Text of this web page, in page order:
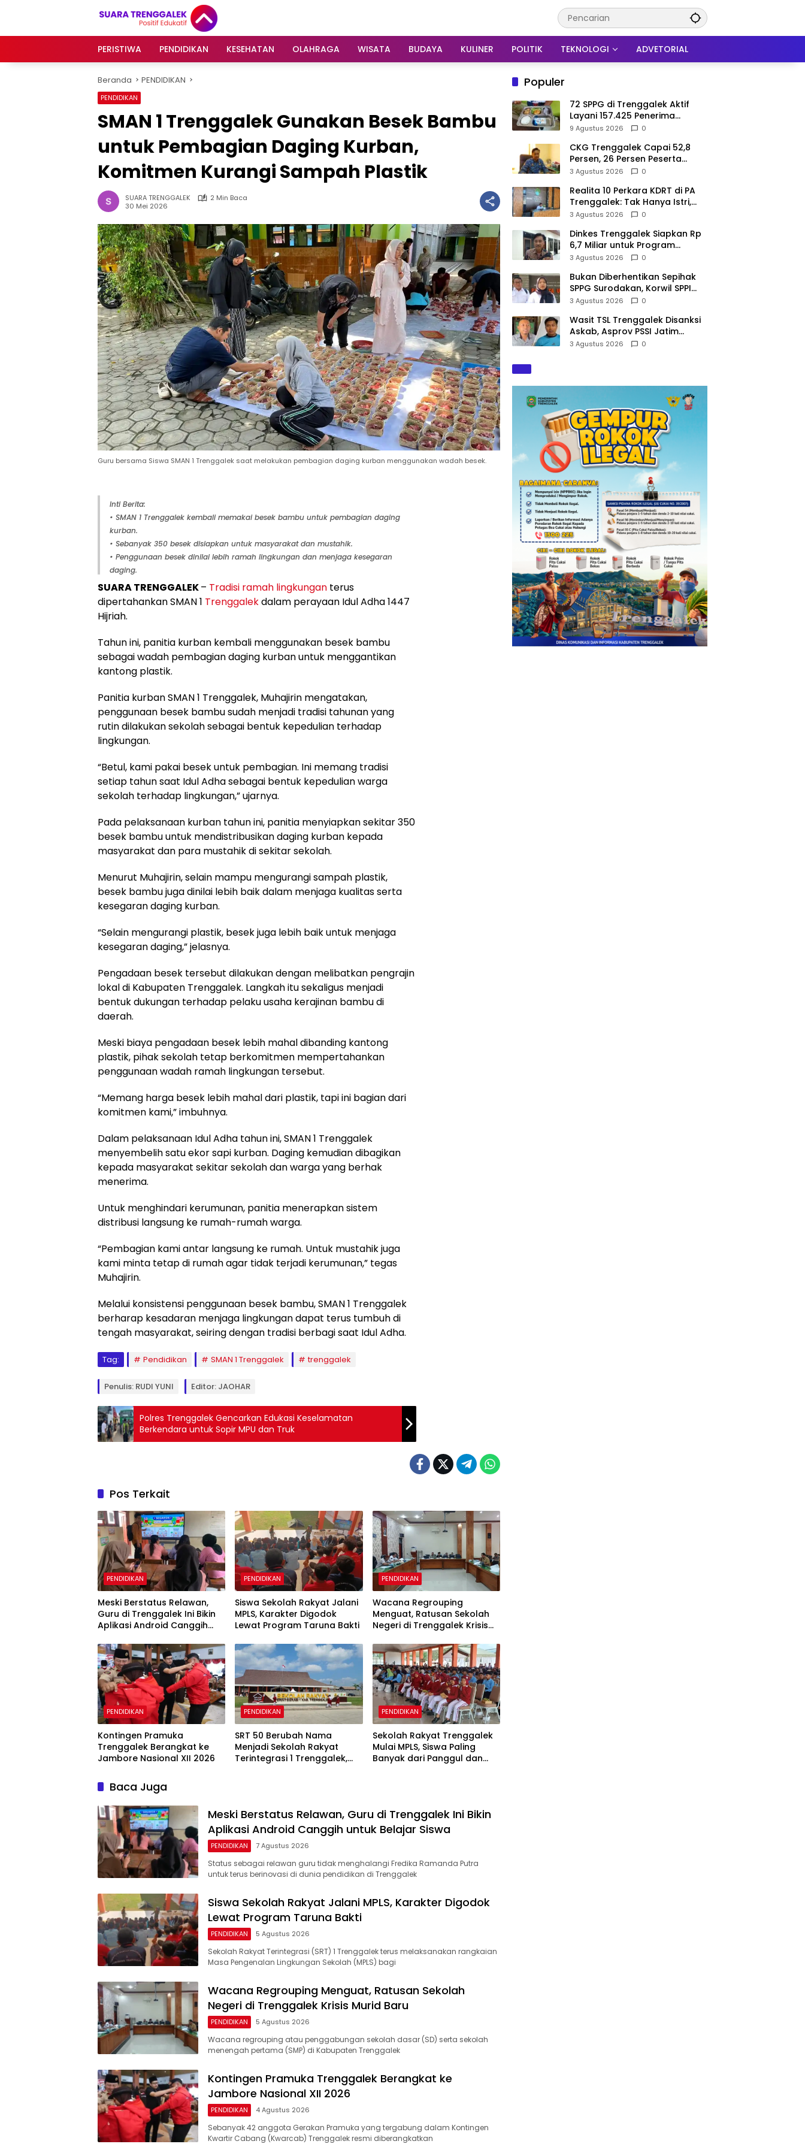
PERISTIWA
PENDIDIKAN KESEHATAN OLAHRAGA WISATA BUDAYA KULINER POLITIK TEKNOLOGI ADVETORIAL
Beranda PENDIDIKAN
PENDIDIKAN
SMAN 1 Trenggalek Gunakan Besek Bambu
untuk Pembagian Daging Kurban,
Komitmen Kurangi Sampah Plastik
SUARA TRENGGALEK
2 Min Baca
30 Mei 2026
Guru bersama Siswa SMAN 1 Trenggalek saat melakukan pembagian daging kurban menggunakan wadah besek.
Inti Berita:
• SMAN 1 Trenggalek kembali memakai besek bambu untuk pembagian daging
kurban.
• Sebanyak 350 besek disiapkan untuk masyarakat dan mustahik.
• Penggunaan besek dinilai lebih ramah lingkungan dan menjaga kesegaran
daging.
SUARA TRENGGALEK– Tradisi ramah lingkungan terus
dipertahankan SMAN 1 Trenggalekdalam perayaan Idul Adha 1447
Hijriah.
Tahun ini, panitia kurban kembali menggunakan besek bambu
sebagai wadah pembagian daging kurban untuk menggantikan
kantong plastik.
Panitia kurban SMAN 1 Trenggalek, Muhajirin mengatakan,
penggunaan besek bambu sudah menjadi tradisi tahunan yang
rutin dilakukan sekolah sebagai bentuk kepedulian terhadap
lingkungan.
“Betul, kami pakai besek untuk pembagian. Ini memang tradisi
setiap tahun saat Idul Adha sebagai bentuk kepedulian warga
sekolah terhadap lingkungan,” ujarnya.
Pada pelaksanaan kurban tahun ini, panitia menyiapkan sekitar 350
besek bambu untuk mendistribusikan daging kurban kepada
masyarakat dan para mustahik di sekitar sekolah.
Menurut Muhajirin, selain mampu mengurangi sampah plastik,
besek bambu juga dinilai lebih baik dalam menjaga kualitas serta
kesegaran daging kurban.
“Selain mengurangi plastik, besek juga lebih baik untuk menjaga
kesegaran daging,” jelasnya.
Pengadaan besek tersebut dilakukan dengan melibatkan pengrajin
lokal di Kabupaten Trenggalek. Langkah itu sekaligus menjadi
bentuk dukungan terhadap pelaku usaha kerajinan bambu di
daerah.
Meski biaya pengadaan besek lebih mahal dibanding kantong
plastik, pihak sekolah tetap berkomitmen mempertahankan
penggunaan wadah ramah lingkungan tersebut.
“Memang harga besek lebih mahal dari plastik, tapi ini bagian dari
komitmen kami,” imbuhnya.
Dalam pelaksanaan Idul Adha tahun ini, SMAN 1 Trenggalek
menyembelih satu ekor sapi kurban. Daging kemudian dibagikan
kepada masyarakat sekitar sekolah dan warga yang berhak
menerima.
Untuk menghindari kerumunan, panitia menerapkan sistem
distribusi langsung ke rumah-rumah warga.
“Pembagian kami antar langsung ke rumah. Untuk mustahik juga
kami minta tetap di rumah agar tidak terjadi kerumunan,” tegas
Muhajirin.
Melalui konsistensi penggunaan besek bambu, SMAN 1 Trenggalek
berharap kesadaran menjaga lingkungan dapat terus tumbuh di
tengah masyarakat, seiring dengan tradisi berbagi saat Idul Adha.
Tag: Pendidikan SMAN 1 Trenggalek trenggalek
Penulis: RUDI YUNI Editor: JAOHAR
Polres Trenggalek Gencarkan Edukasi Keselamatan
Berkendara untuk Sopir MPU dan Truk
Pos Terkait
PENDIDIKAN
Meski Berstatus Relawan,
Guru di Trenggalek Ini Bikin
Aplikasi Android Canggih
PENDIDIKAN
Siswa Sekolah Rakyat Jalani
MPLS, Karakter Digodok
Lewat Program Taruna Bakti
PENDIDIKAN
Wacana Regrouping
Menguat, Ratusan Sekolah
Negeri di Trenggalek Krisis
PENDIDIKAN
Kontingen Pramuka
Trenggalek Berangkat ke
Jambore Nasional XII 2026
PENDIDIKAN
SRT 50 Berubah Nama
Menjadi Sekolah Rakyat
Terintegrasi 1 Trenggalek,
PENDIDIKAN
Sekolah Rakyat Trenggalek
Mulai MPLS, Siswa Paling
Banyak dari Panggul dan
Baca Juga
Meski Berstatus Relawan, Guru di Trenggalek Ini Bikin
Aplikasi Android Canggih untuk Belajar Siswa
PENDIDIKAN 7 Agustus 2026
Status sebagai relawan guru tidak menghalangi Fredika Ramanda Putra
untuk terus berinovasi di dunia pendidikan di Trenggalek
Siswa Sekolah Rakyat Jalani MPLS, Karakter Digodok
Lewat Program Taruna Bakti
PENDIDIKAN 5 Agustus 2026
Sekolah Rakyat Terintegrasi (SRT) 1 Trenggalek terus melaksanakan rangkaian
Masa Pengenalan Lingkungan Sekolah (MPLS) bagi
Wacana Regrouping Menguat, Ratusan Sekolah
Negeri di Trenggalek Krisis Murid Baru
PENDIDIKAN 5 Agustus 2026
Wacana regrouping atau penggabungan sekolah dasar (SD) serta sekolah
menengah pertama (SMP) di Kabupaten Trenggalek
Kontingen Pramuka Trenggalek Berangkat ke
Jambore Nasional XII 2026
PENDIDIKAN 4 Agustus 2026
Sebanyak 42 anggota Gerakan Pramuka yang tergabung dalam Kontingen
Kwartir Cabang (Kwarcab) Trenggalek resmi diberangkatkan
Populer
72 SPPG di Trenggalek Aktif
Layani 157.425 Penerima
Manfaat MBG
9 Agustus 2026 0
CKG Trenggalek Capai 52,8
Persen, 26 Persen Peserta
Berpotensi Alami Masalah
3 Agustus 2026 0
Realita 10 Perkara KDRT di PA
Trenggalek: Tak Hanya Istri,
Suami Juga Jadi Korban
3 Agustus 2026 0
Dinkes Trenggalek Siapkan Rp
6,7 Miliar untuk Program
Kesehatan Masyarakat di 2027
3 Agustus 2026 0
Bukan Diberhentikan Sepihak
SPPG Surodakan, Korwil SPPI
Trenggalek Ralat Pernyataan
3 Agustus 2026 0
Wasit TSL Trenggalek Disanksi
Askab, Asprov PSSI Jatim
Justru Terbitkan Surat Tugas di
3 Agustus 2026 0